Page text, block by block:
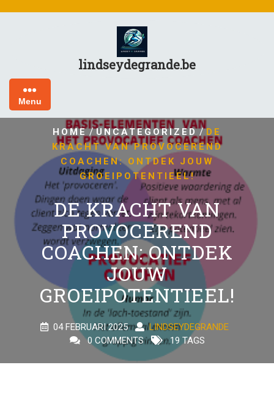
lindseydegrande.be
Menu
HOME/UNCATEGORIZED/DE
KRACHT VAN PROVOCEREND
COACHEN: ONTDEK JOUW
GROEIPOTENTIEEL!
DE KRACHT VAN
PROVOCEREND
COACHEN: ONTDEK
JOUW
GROEIPOTENTIEEL!
04 FEBRUARI 2025
LINDSEYDEGRANDE
0 COMMENTS
19 TAGS